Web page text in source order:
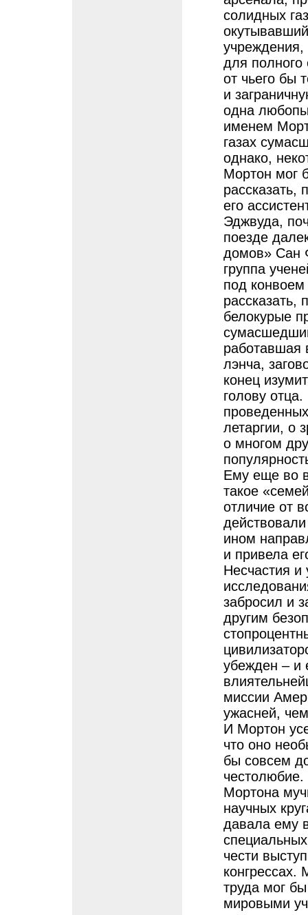
солидных
для полного
от чьего бы
и
одна
именем
газах
однако,
Мортон мог
рассказать,
его
Эджвуда,
поезде
домов» Сан
группа
под
рассказать,
белокурые
работавшая
лэнча,
конец
голову
летаргии, о
о многом
Ему еще во
такое
отличие от
ином
и привела
Несчастия и
забросил и
другим
убежден – и
миссии
ужасней,
И Мортон
что оно
бы совсем
честолюбие.
Мортона
научных
давала ему
чести
конгрессах.
труда мог
мировыми